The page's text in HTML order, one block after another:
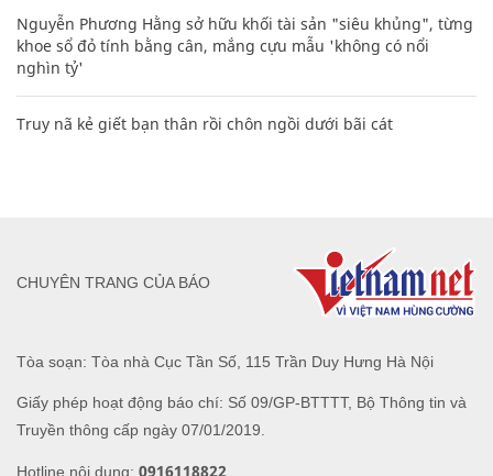
Nguyễn Phương Hằng sở hữu khối tài sản "siêu khủng", từng
khoe sổ đỏ tính bằng cân, mắng cựu mẫu 'không có nổi
nghìn tỷ'
Truy nã kẻ giết bạn thân rồi chôn ngồi dưới bãi cát
Tòa soạn: Tòa nhà Cục Tần Số, 115 Trần Duy Hưng Hà Nội
Giấy phép hoạt động báo chí: Số 09/GP-BTTTT, Bộ Thông tin và
Truyền thông cấp ngày 07/01/2019.
Hotline nội dung: 0916118822
CHUYÊN TRANG CỦA BÁO